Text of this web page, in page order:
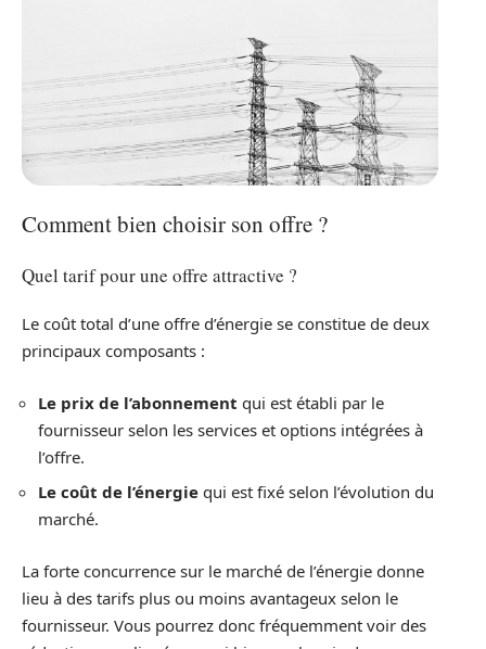
Comment bien choisir son offre ?
Quel tarif pour une offre attractive ?
Le coût total d’une offre d’énergie se constitue de deux
principaux composants :
Le prix de l’abonnement qui est établi par le
fournisseur selon les services et options intégrées à
l’offre.
Le coût de l’énergie qui est fixé selon l’évolution du
marché.
La forte concurrence sur le marché de l’énergie donne
lieu à des tarifs plus ou moins avantageux selon le
fournisseur. Vous pourrez donc fréquemment voir des